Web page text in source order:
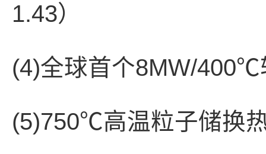
1.43）
(4)全球首个8MW/400℃
(5)750℃高温粒子储换